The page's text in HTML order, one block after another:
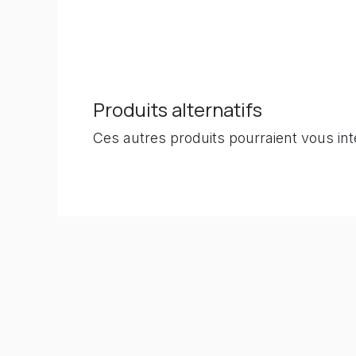
Produits alternatifs
Ces autres produits pourraient vous